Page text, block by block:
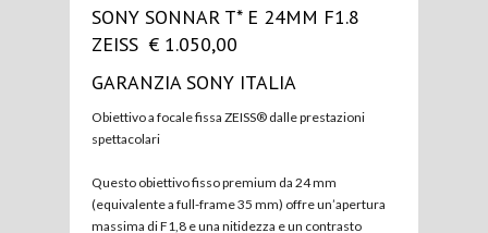
SONY SONNAR T* E 24MM F1.8
ZEISS € 1.050,00
GARANZIA SONY ITALIA
Obiettivo a focale fissa ZEISS® dalle prestazioni
spettacolari
Questo obiettivo fisso premium da 24 mm
(equivalente a full-frame 35 mm) offre un’apertura
massima di F1,8 e una nitidezza e un contrasto